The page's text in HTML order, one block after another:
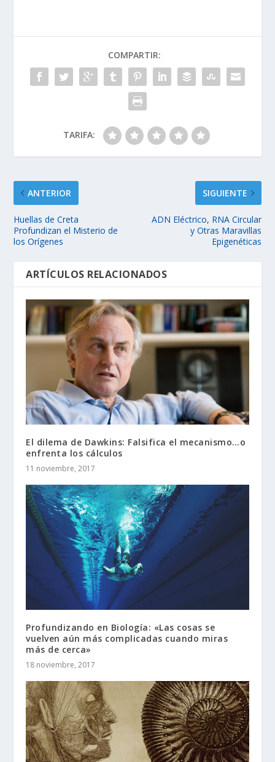
COMPARTIR:
TARIFA:
ANTERIOR
Huellas de Creta
Profundizan el Misterio de
los Orígenes
SIGUIENTE
ADN Eléctrico, RNA Circular
y Otras Maravillas
Epigenéticas
ARTÍCULOS RELACIONADOS
El dilema de Dawkins: Falsifica el mecanismo…o
enfrenta los cálculos
11 noviembre, 2017
Profundizando en Biología: «Las cosas se
vuelven aún más complicadas cuando miras
más de cerca»
18 noviembre, 2017